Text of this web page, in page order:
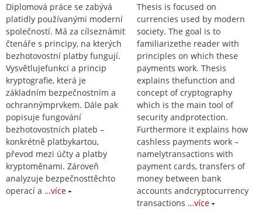
Diplomová práce se zabývá
platidly používanými moderní
společností. Má za cílseznámit
čtenáře s principy, na kterých
bezhotovostní platby fungují.
Vysvětlujefunkci a princip
kryptografie, která je
základním bezpečnostním a
ochrannýmprvkem. Dále pak
popisuje fungování
bezhotovostních plateb –
konkrétně platbykartou,
převod mezi účty a platby
kryptoměnami. Zároveň
analyzuje bezpečnosttěchto
operací a …více
Thesis is focused on
currencies used by modern
society. The goal is to
familiarizethe reader with
principles on which these
payments work. Thesis
explains thefunction and
concept of cryptography
which is the main tool of
security andprotection.
Furthermore it explains how
cashless payments work –
namelytransactions with
payment cards, transfers of
money between bank
accounts andcryptocurrency
transactions …více